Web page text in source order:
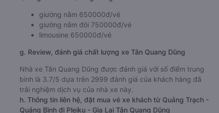
f. Giá vé giá xe khách đi Pleiku - Gia Lai từ Quảng Trạch -
Quảng Bình Tân Quang Dũng
giường nằm 650000đ/vé
limousine 650000đ/vé
g. Review, đánh giá chất lượng xe Tân Quang Dũng
Nhà xe Tân Quang Dũng được đánh giá với số điểm trung